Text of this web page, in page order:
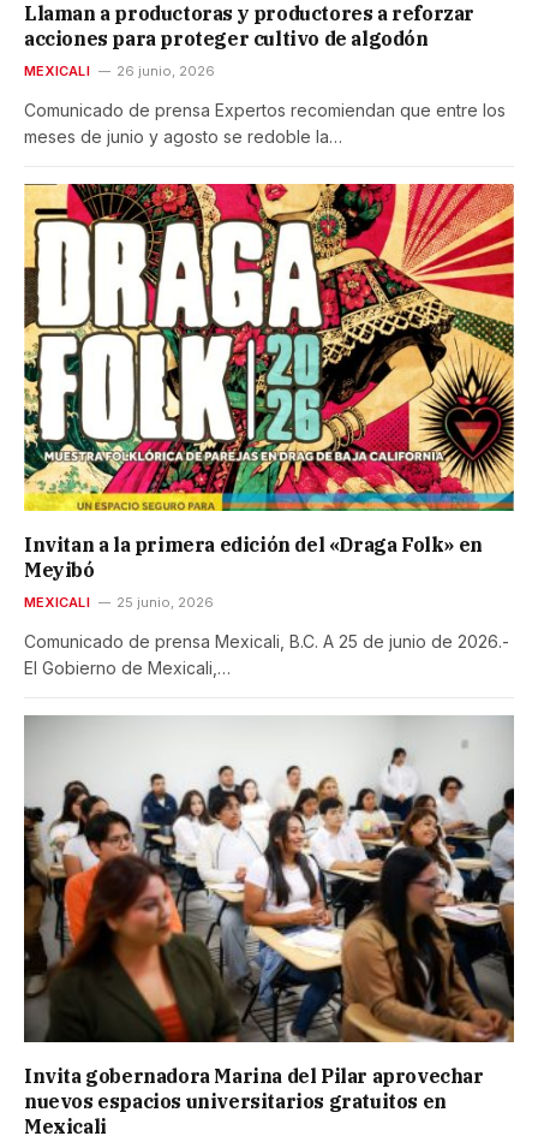
Llaman a productoras y productores a reforzar
acciones para proteger cultivo de algodón
MEXICALI 26 junio, 2026
Comunicado de prensa Expertos recomiendan que entre los
meses de junio y agosto se redoble la…
Invitan a la primera edición del «Draga Folk» en
Meyibó
MEXICALI 25 junio, 2026
Comunicado de prensa Mexicali, B.C. A 25 de junio de 2026.-
El Gobierno de Mexicali,…
Invita gobernadora Marina del Pilar aprovechar
nuevos espacios universitarios gratuitos en
Mexicali